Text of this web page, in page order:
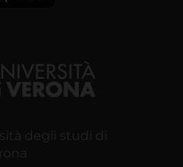
degli studi di